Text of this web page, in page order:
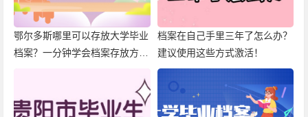
鄂尔多斯哪里可以存放大学毕业
档案？一分钟学会档案存放方
档案在自己手里三年了怎么办？
建议使用这些方式激活！